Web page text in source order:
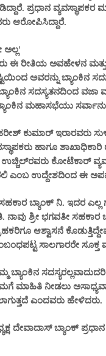
ಪ್ರಧಾನ
ಆರೋಪಿಸಿದ್ದಾರೆ.
ಅಲ್ಲ'
ಈ ರೀತಿಯ ಅವಹೇಳನ ಮತ್ತು
ಅವರನ್ನು ಬ್ಯಾಂಕಿನ
ಸದಸ್ಯತನದಿಂದ
ಮಹಾಸಭೆಯು
ಕುಮಾರ್ ಇರಾರವರು
ಹಾಗೂ
ಕೋಟೆಕಾರ್
ಎಂಬ ಉದ್ದೇಶದಿಂದ ಈ
ಬ್ಯಾಂಕ್ ನಿ. ಇದರ
ಶ್ರೀ ಭಗವತೀ ಸಹಕಾರ
ಆಶ್ವಾಸನೆ
ಸಾಲಗಾರರೇ
ಬ್ಯಾಂಕಿನ
ಮಾಹಿತಿ ನೀಡಲು
ಎಂದವರು ಹೇಳಿದರು.
ದೇವಾದಾಸ್ ಬ್ಯಾಂಕ್